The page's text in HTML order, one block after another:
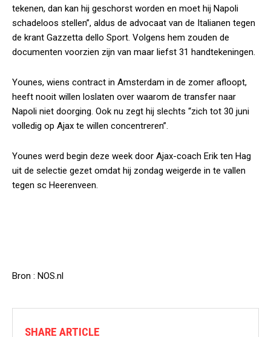
tekenen, dan kan hij geschorst worden en moet hij Napoli
schadeloos stellen”, aldus de advocaat van de Italianen tegen
de krant Gazzetta dello Sport. Volgens hem zouden de
documenten voorzien zijn van maar liefst 31 handtekeningen.
Younes, wiens contract in Amsterdam in de zomer afloopt,
heeft nooit willen loslaten over waarom de transfer naar
Napoli niet doorging. Ook nu zegt hij slechts “zich tot 30 juni
volledig op Ajax te willen concentreren”.
Younes werd begin deze week door Ajax-coach Erik ten Hag
uit de selectie gezet omdat hij zondag weigerde in te vallen
tegen sc Heerenveen.
Bron : NOS.nl
SHARE ARTICLE